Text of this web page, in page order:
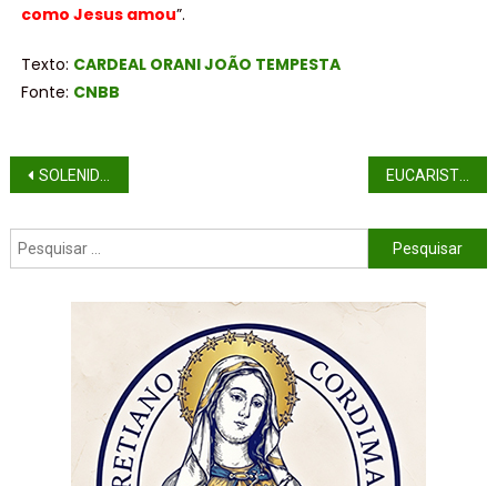
como Jesus amou”.
Texto: CARDEAL ORANI JOÃO TEMPESTA
Fonte: CNBB
SOLENIDADE SANTÍSSIMA TRINDADE (ANO C) EUCARISTIA: PÃO DE VIDA E DE ESPERANÇA